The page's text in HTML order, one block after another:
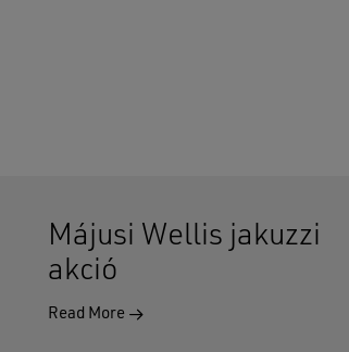
Májusi Wellis jakuzzi
akció
Read More